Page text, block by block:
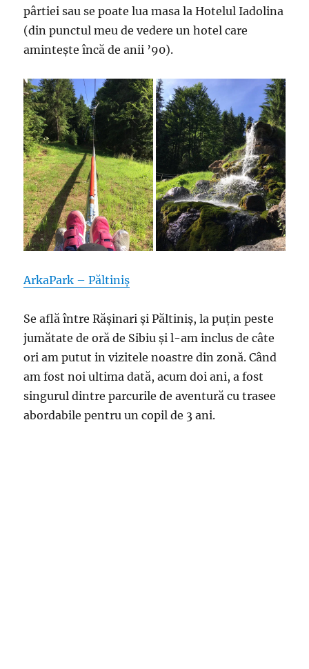
pârtiei sau se poate lua masa la Hotelul Iadolina
(din punctul meu de vedere un hotel care
amintește încă de anii ’90).
ArkaPark – Păltiniș
Se află între Rășinari și Păltiniș, la puțin peste
jumătate de oră de Sibiu și l-am inclus de câte
ori am putut in vizitele noastre din zonă. Când
am fost noi ultima dată, acum doi ani, a fost
singurul dintre parcurile de aventură cu trasee
abordabile pentru un copil de 3 ani.